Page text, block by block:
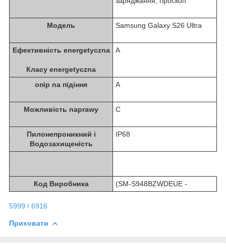
Модель Samsung Galaxy S26 Ultra
Ефективність energetyczna
Класу energetyczna
A
опір na підіння A
Можливість naprawy C
Пилонепроникний i
Водозахищеність
IP68
Код Виробника (SM-S948BZWDEUE -
5999 / 6916
Приховати